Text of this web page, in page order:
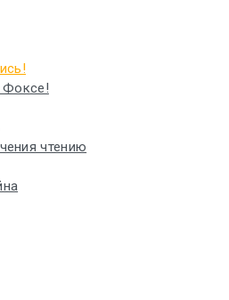
Фоксе!
чтению